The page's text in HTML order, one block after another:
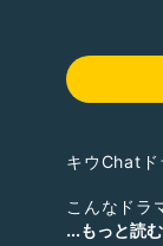
キウChatド
こんなドラ
を入力し
...もっと読む